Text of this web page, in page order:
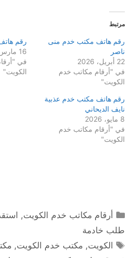
مرتبط
رقم هاتف مكتب خدم منى
ناصر
22 أبريل، 2026
في "أرقام مكاتب خدم
الكويت"
رقم
16 مارس، 2026
في
الكويت"
رقم هاتف مكتب خدم عذبية
نايف الديحاني
8 مايو، 2026
في "أرقام مكاتب خدم
الكويت"
التصنيفات
أرقام مكاتب خدم الكويت,
طلب خادمة
الوسوم
الكويت, مكتب خدم الكويت,